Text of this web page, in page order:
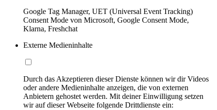
Google Tag Manager, UET (Universal Event Tracking)
Consent Mode von Microsoft, Google Consent Mode,
Klarna, Freshchat
Externe Medieninhalte
Durch das Akzeptieren dieser Dienste können wir dir Videos
oder andere Medieninhalte anzeigen, die von externen
Anbietern gehostet werden. Mit deiner Einwilligung setzen
wir auf dieser Webseite folgende Drittdienste ein: